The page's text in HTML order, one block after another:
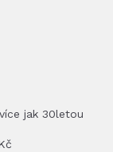
jak 30letou